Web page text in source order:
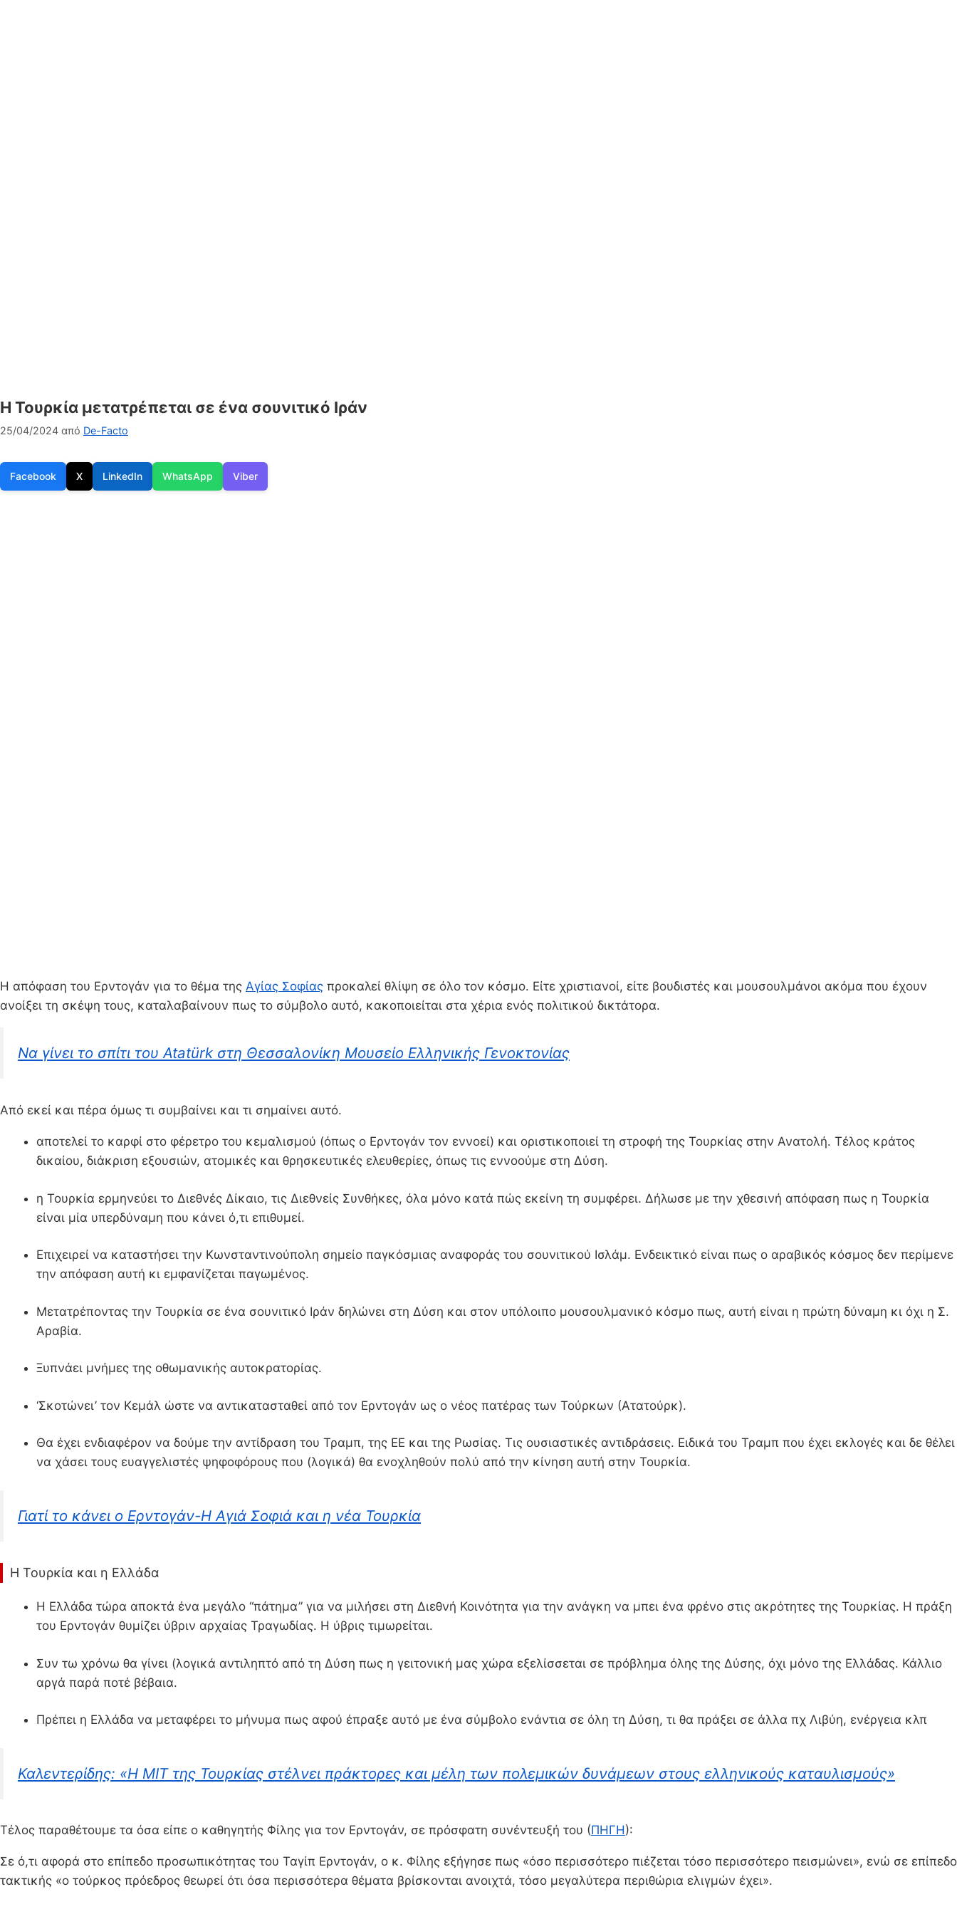
H Τουρκία μετατρέπεται σε ένα σουνιτικό Ιράν
25/04/2024 από De-Facto
Facebook X LinkedIn WhatsApp Viber
Η απόφαση του Ερντογάν για το θέμα της Αγίας Σοφίας προκαλεί θλίψη σε όλο τον κόσμο. Είτε χριστιανοί, είτε βουδιστές και μουσουλμάνοι ακόμα που έχουν
ανοίξει τη σκέψη τους, καταλαβαίνουν πως το σύμβολο αυτό, κακοποιείται στα χέρια ενός πολιτικού δικτάτορα.
Να γίνει το σπίτι του Atatürk στη Θεσσαλονίκη Μουσείο Ελληνικής Γενοκτονίας
Από εκεί και πέρα όμως τι συμβαίνει και τι σημαίνει αυτό.
αποτελεί το καρφί στο φέρετρο του κεμαλισμού (όπως ο Ερντογάν τον εννοεί) και οριστικοποιεί τη στροφή της Τουρκίας στην Ανατολή. Τέλος κράτος
δικαίου, διάκριση εξουσιών, ατομικές και θρησκευτικές ελευθερίες, όπως τις εννοούμε στη Δύση.
η Τουρκία ερμηνεύει το Διεθνές Δίκαιο, τις Διεθνείς Συνθήκες, όλα μόνο κατά πώς εκείνη τη συμφέρει. Δήλωσε με την χθεσινή απόφαση πως η Τουρκία
είναι μία υπερδύναμη που κάνει ό,τι επιθυμεί.
Επιχειρεί να καταστήσει την Κωνσταντινούπολη σημείο παγκόσμιας αναφοράς του σουνιτικού Ισλάμ. Ενδεικτικό είναι πως ο αραβικός κόσμος δεν περίμενε
την απόφαση αυτή κι εμφανίζεται παγωμένος.
Μετατρέποντας την Τουρκία σε ένα σουνιτικό Ιράν δηλώνει στη Δύση και στον υπόλοιπο μουσουλμανικό κόσμο πως, αυτή είναι η πρώτη δύναμη κι όχι η Σ.
Αραβία.
Ξυπνάει μνήμες της οθωμανικής αυτοκρατορίας.
‘Σκοτώνει’ τον Κεμάλ ώστε να αντικατασταθεί από τον Ερντογάν ως ο νέος πατέρας των Τούρκων (Ατατούρκ).
Θα έχει ενδιαφέρον να δούμε την αντίδραση του Τραμπ, της ΕΕ και της Ρωσίας. Τις ουσιαστικές αντιδράσεις. Ειδικά του Τραμπ που έχει εκλογές και δε θέλει
να χάσει τους ευαγγελιστές ψηφοφόρους που (λογικά) θα ενοχληθούν πολύ από την κίνηση αυτή στην Τουρκία.
Γιατί το κάνει ο Ερντογάν-Η Αγιά Σοφιά και η νέα Τουρκία
Η Τουρκία και η Ελλάδα
Η Ελλάδα τώρα αποκτά ένα μεγάλο “πάτημα” για να μιλήσει στη Διεθνή Κοινότητα για την ανάγκη να μπει ένα φρένο στις ακρότητες της Τουρκίας. Η πράξη
του Ερντογάν θυμίζει ύβριν αρχαίας Τραγωδίας. Η ύβρις τιμωρείται.
Συν τω χρόνω θα γίνει (λογικά αντιληπτό από τη Δύση πως η γειτονική μας χώρα εξελίσσεται σε πρόβλημα όλης της Δύσης, όχι μόνο της Ελλάδας. Κάλλιο
αργά παρά ποτέ βέβαια.
Πρέπει η Ελλάδα να μεταφέρει το μήνυμα πως αφού έπραξε αυτό με ένα σύμβολο ενάντια σε όλη τη Δύση, τι θα πράξει σε άλλα πχ Λιβύη, ενέργεια κλπ
Καλεντερίδης: «H MIT της Τουρκίας στέλνει πράκτορες και μέλη των πολεμικών δυνάμεων στους ελληνικούς καταυλισμούς»
Τέλος παραθέτουμε τα όσα είπε ο καθηγητής Φίλης για τον Ερντογάν, σε πρόσφατη συνέντευξή του (ΠΗΓΗ):
Σε ό,τι αφορά στο επίπεδο προσωπικότητας του Ταγίπ Ερντογάν, ο κ. Φίλης εξήγησε πως «όσο περισσότερο πιέζεται τόσο περισσότερο πεισμώνει», ενώ σε επίπεδο
τακτικής «ο τούρκος πρόεδρος θεωρεί ότι όσα περισσότερα θέματα βρίσκονται ανοιχτά, τόσο μεγαλύτερα περιθώρια ελιγμών έχει».